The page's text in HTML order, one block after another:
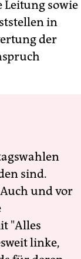
Leitung sowie
in
der
sind.
und vor
"Alles
linke,